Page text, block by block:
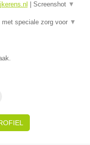
Screenshot ▼
speciale zorg voor ▼